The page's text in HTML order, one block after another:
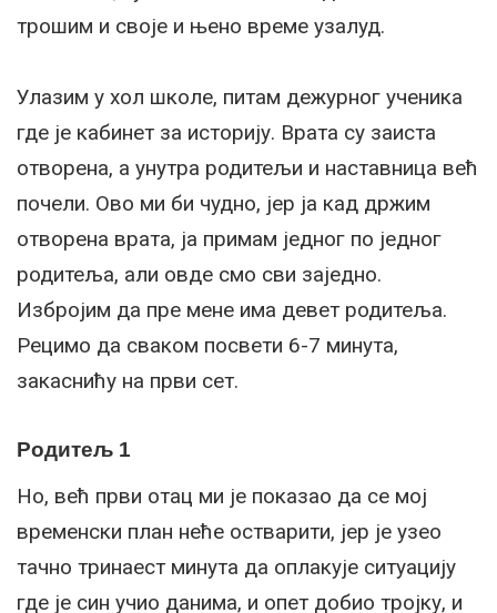
трошим и своје и њено време узалуд.
Улазим у хол школе, питам дежурног ученика
где је кабинет за историју. Врата су заиста
отворена, а унутра родитељи и наставница већ
почели. Ово ми би чудно, јер ја кад држим
отворена врата, ја примам једног по једног
родитеља, али овде смо сви заједно.
Избројим да пре мене има девет родитеља.
Рецимо да сваком посвети 6-7 минута,
закаснићу на први сет.
Родитељ 1
Но, већ први отац ми је показао да се мој
временски план неће остварити, јер је узео
тачно тринаест минута да оплакује ситуацију
где је син учио данима, и опет добио тројку, и